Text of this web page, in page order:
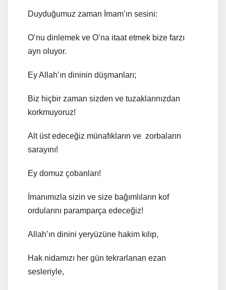
Duyduğumuz zaman İmam’ın sesini:
O’nu dinlemek ve O’na itaat etmek bize farzı
ayn oluyor.
Ey Allah’ın dininin düşmanları;
Biz hiçbir zaman sizden ve tuzaklarınızdan
korkmuyoruz!
Alt üst edeceğiz münafıkların ve zorbaların
sarayını!
Ey domuz çobanları!
İmanımızla sizin ve size bağımlıların kof
ordularını paramparça edeceğiz!
Allah’ın dinini yeryüzüne hakim kılıp,
Hak nidamızı her gün tekrarlanan ezan
sesleriyle,